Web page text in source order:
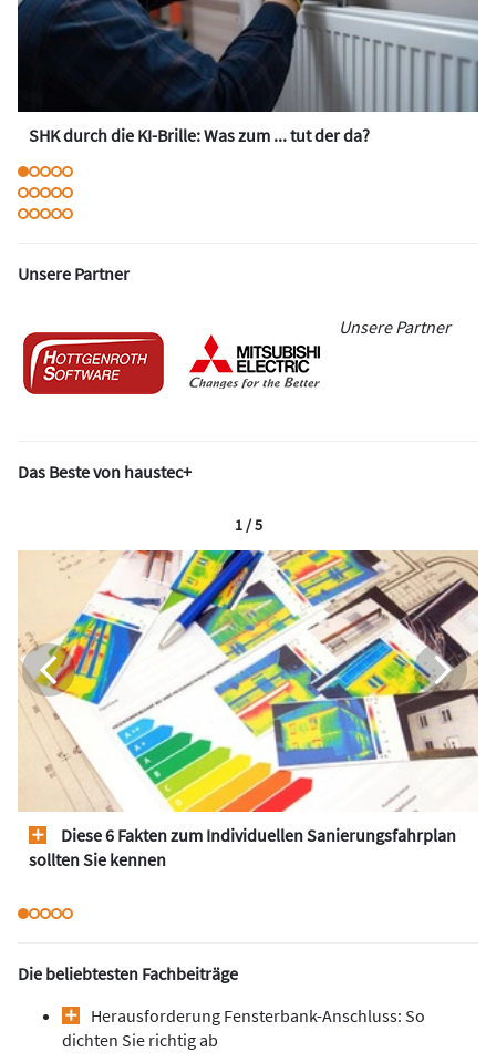
SHK durch die KI-Brille: Was zum ... tut der da?
Unsere Partner
Unsere Partner
Das Beste von haustec+
Diese 6 Fakten zum Individuellen Sanierungsfahrplan
sollten Sie kennen
1 / 5
Die beliebtesten Fachbeiträge
Herausforderung Fensterbank-Anschluss: So
dichten Sie richtig ab